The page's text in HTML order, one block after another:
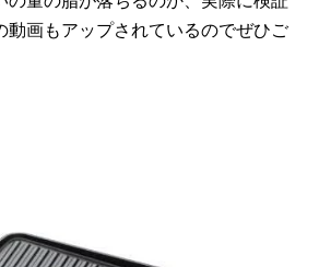
動画もアップされているのでぜひご